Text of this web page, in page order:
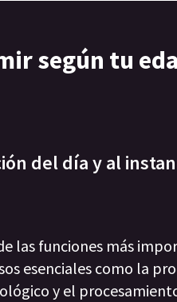
según tu
del día y al
las funciones más
esenciales como la
y el